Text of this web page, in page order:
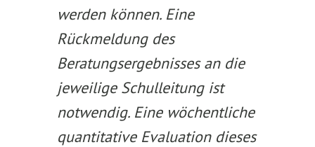
werden können. Eine
Rückmeldung des
Beratungsergebnisses an die
jeweilige Schulleitung ist
notwendig. Eine wöchentliche
quantitative Evaluation dieses